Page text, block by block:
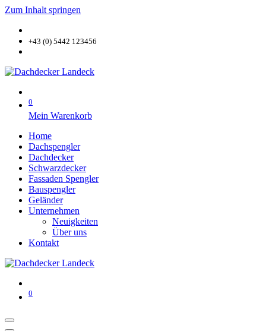
Zum Inhalt springen
+43 (0) 5442 123456
0
Mein Warenkorb
Home
Dachspengler
Dachdecker
Schwarzdecker
Fassaden Spengler
Bauspengler
Geländer
Unternehmen
Neuigkeiten
Über uns
Kontakt
0